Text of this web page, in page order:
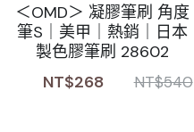
＜OMD＞ 凝膠筆刷 角度
筆S｜美甲｜熱銷｜日本
製色膠筆刷 28602
NT$268
NT$540